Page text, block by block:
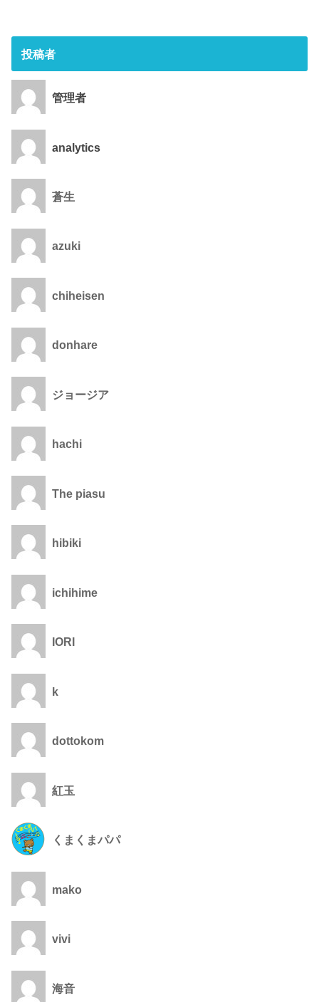
投稿者
管理者
analytics
蒼生
azuki
chiheisen
donhare
ジョージア
hachi
The piasu
hibiki
ichihime
IORI
k
dottokom
紅玉
くまくまパパ
mako
vivi
海音